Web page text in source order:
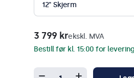
12" Skjerm
3 799 krekskl. MVA
Bestill før kl. 15:00 for